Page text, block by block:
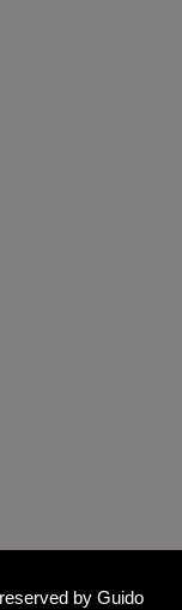
by Guido